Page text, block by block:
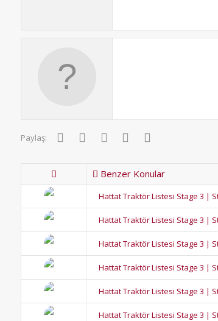
Paylaş: Facebook
Twitter PinterestWhatsApp
Benzer Konular
Hattat Traktör Listesi Stage 3 |
Hattat Traktör Listesi Stage 3 |
Hattat Traktör Listesi Stage 3 |
Hattat Traktör Listesi Stage 3 |
Hattat Traktör Listesi Stage 3 |
Hattat Traktör Listesi Stage 3 |